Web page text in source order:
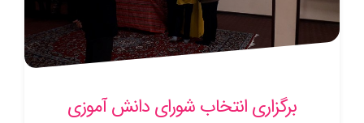
برگزاری انتخاب شورای دانش آموزی